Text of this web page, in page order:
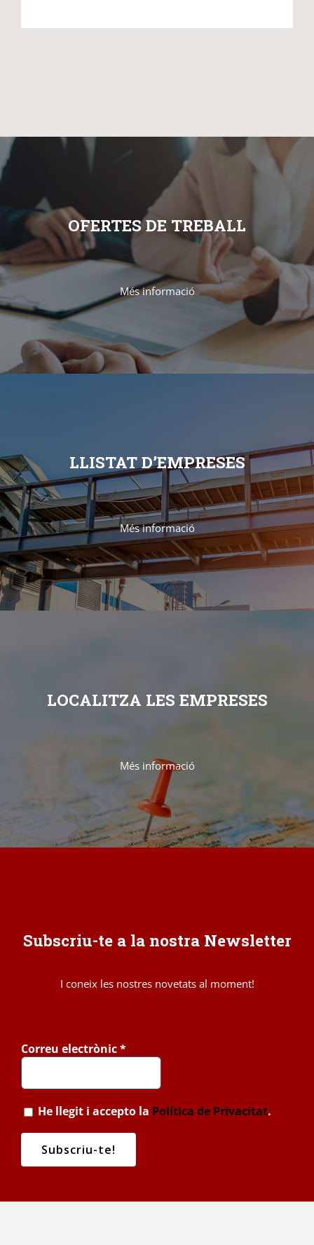
OFERTES DE TREBALL
Més informació
LLISTAT D’EMPRESES
Més informació
LOCALITZA LES EMPRESES
Més informació
Subscriu-te a la nostra Newsletter
I coneix les nostres novetats al moment!
Correu electrònic*
He llegit i accepto la Política de Privacitat.